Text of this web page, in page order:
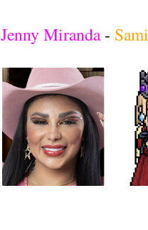
Jenny Miranda-